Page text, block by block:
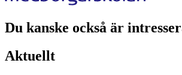
Du kanske också är
Aktuellt